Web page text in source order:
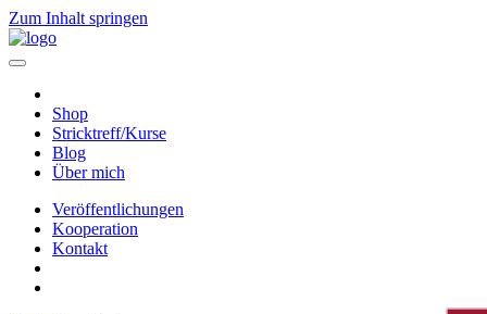
Zum Inhalt springen
Hauptnavigation
Shop
Stricktreff/Kurse
Blog
Über mich
Veröffentlichungen
Kooperation
Kontakt